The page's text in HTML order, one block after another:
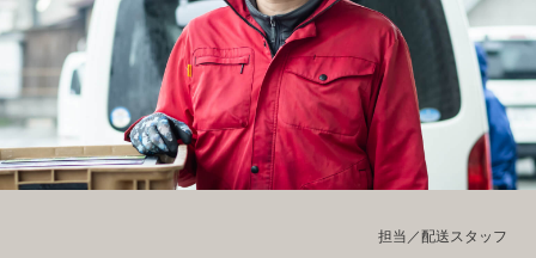
担当／配送スタッフ